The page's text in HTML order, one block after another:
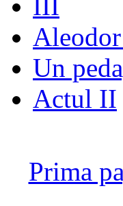
III
Un
Actul II
Prima